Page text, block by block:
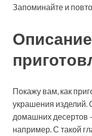
Запоминайте и
Описание
Покажу вам, как
украшения изделий.
домашних десертов
например. С такой